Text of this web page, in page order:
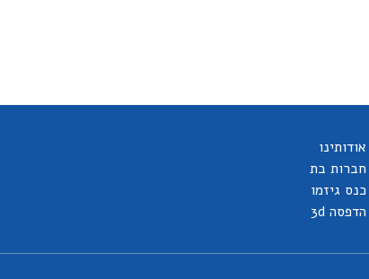
אודותינו
חברות בת
כנס גיזמו
הדפסה 3d